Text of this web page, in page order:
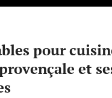
pour
et